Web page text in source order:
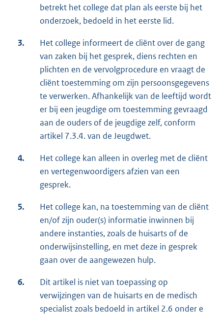
betrekt het college dat plan als eerste bij het
onderzoek, bedoeld in het eerste lid.
3.
Het college informeert de cliënt over de gang
van zaken bij het gesprek, diens rechten en
plichten en de vervolgprocedure en vraagt de
cliënt toestemming om zijn persoonsgegevens
te verwerken. Afhankelijk van de leeftijd wordt
er bij een jeugdige om toestemming gevraagd
aan de ouders of de jeugdige zelf, conform
artikel 7.3.4. van de Jeugdwet.
4.
Het college kan alleen in overleg met de cliënt
en vertegenwoordigers afzien van een
gesprek.
5.
Het college kan, na toestemming van de cliënt
en/of zijn ouder(s) informatie inwinnen bij
andere instanties, zoals de huisarts of de
onderwijsinstelling, en met deze in gesprek
gaan over de aangewezen hulp.
6.
Dit artikel is niet van toepassing op
verwijzingen van de huisarts en de medisch
specialist zoals bedoeld in artikel 2.6 onder e